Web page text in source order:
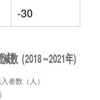
-30